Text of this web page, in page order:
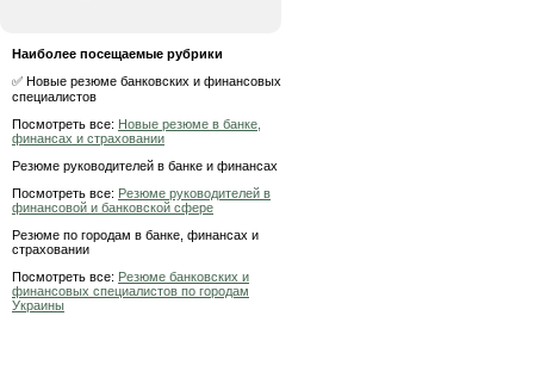
Наиболее посещаемые рубрики
✅ Новые резюме банковских и финансовых
специалистов
Посмотреть все: Новые резюме в банке,
финансах и страховании
Резюме руководителей в банке и финансах
Посмотреть все: Резюме руководителей в
финансовой и банковской сфере
Резюме по городам в банке, финансах и
страховании
Посмотреть все: Резюме банковских и
финансовых специалистов по городам
Украины